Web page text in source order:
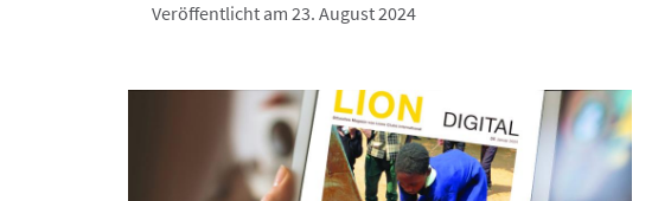
Veröffentlicht am 23. August 2024